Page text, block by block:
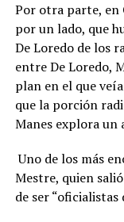
Por otra parte, en
por un lado, que
De Loredo de los
entre De Loredo,
plan en el que
que la porción
Manes explora un
Uno de los más
Mestre, quien
de ser “oficialistas